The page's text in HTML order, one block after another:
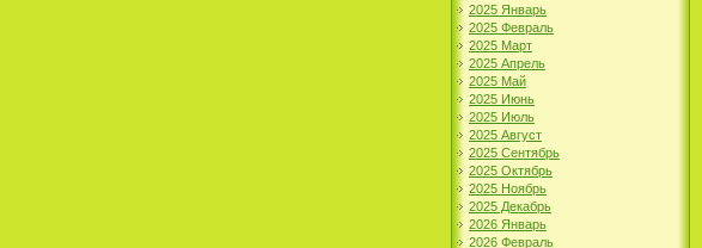
2025 Январь
2025 Февраль
2025 Март
2025 Апрель
2025 Май
2025 Июнь
2025 Июль
2025 Август
2025 Сентябрь
2025 Октябрь
2025 Ноябрь
2025 Декабрь
2026 Январь
2026 Февраль